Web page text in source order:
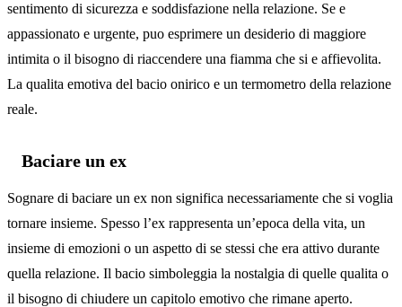
sentimento di sicurezza e soddisfazione nella relazione. Se e
appassionato e urgente, puo esprimere un desiderio di maggiore
intimita o il bisogno di riaccendere una fiamma che si e affievolita.
La qualita emotiva del bacio onirico e un termometro della relazione
reale.
Baciare un ex
Sognare di baciare un ex non significa necessariamente che si voglia
tornare insieme. Spesso l’ex rappresenta un’epoca della vita, un
insieme di emozioni o un aspetto di se stessi che era attivo durante
quella relazione. Il bacio simboleggia la nostalgia di quelle qualita o
il bisogno di chiudere un capitolo emotivo che rimane aperto.